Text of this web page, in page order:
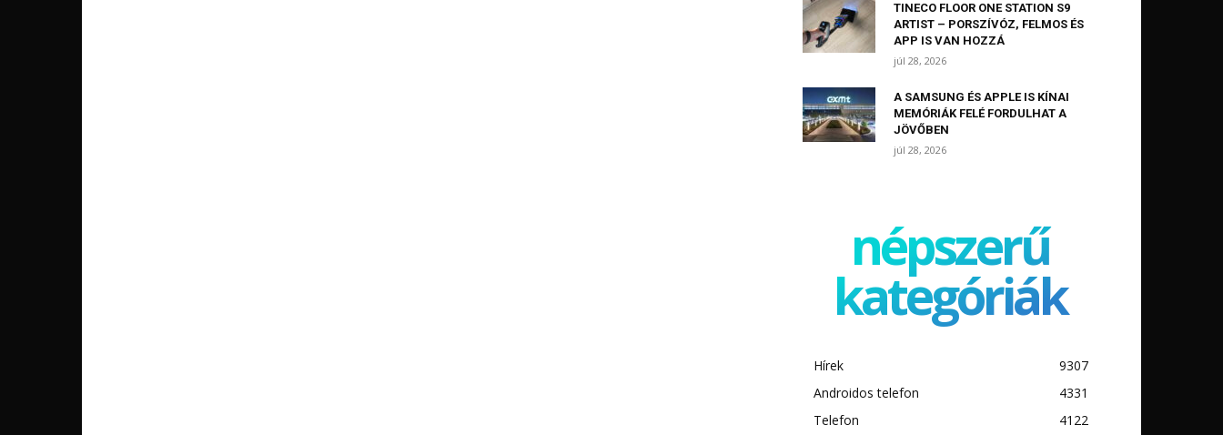
TINECO FLOOR ONE STATION S9
ARTIST – PORSZÍVÓZ, FELMOS ÉS
APP IS VAN HOZZÁ
júl 28, 2026
A SAMSUNG ÉS APPLE IS KÍNAI
MEMÓRIÁK FELÉ FORDULHAT A
JÖVŐBEN
júl 28, 2026
népszerű
kategóriák
Hírek
9307
Androidos telefon
4331
Telefon
4122